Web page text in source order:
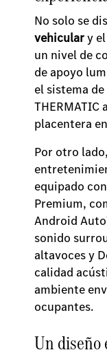
No solo se
vehiculary
un nivel de
de apoyo
el sistema
THERMATIC
placentera
Por otro
equipado
Premium,
Android
sonido
altavoces y
calidad
ambiente
ocupantes.
Un diseño